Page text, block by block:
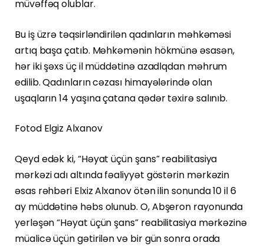
müvəffəq olublar.
Bu iş üzrə təqsirləndirilən qadınların məhkəməsi
artıq başa çatıb. Məhkəmənin hökmünə əsasən,
hər iki şəxs üç il müddətinə azadlqdan məhrum
edilib. Qadınların cəzası himayələrində olan
uşaqların 14 yaşına çatana qədər təxirə salınıb.
Fotod Elgiz Alxanov
Qeyd edək ki, “Həyat üçün şans” reabilitasiya
mərkəzi adı altında fəaliyyət göstərin mərkəzin
əsas rəhbəri Elxiz Alxanov ötən ilin sonunda 10 il 6
ay müddətinə həbs olunub. O, Abşeron rayonunda
yerləşən “Həyat üçün şans” reabilitasiya mərkəzinə
müalicə üçün gətirilən və bir gün sonra orada